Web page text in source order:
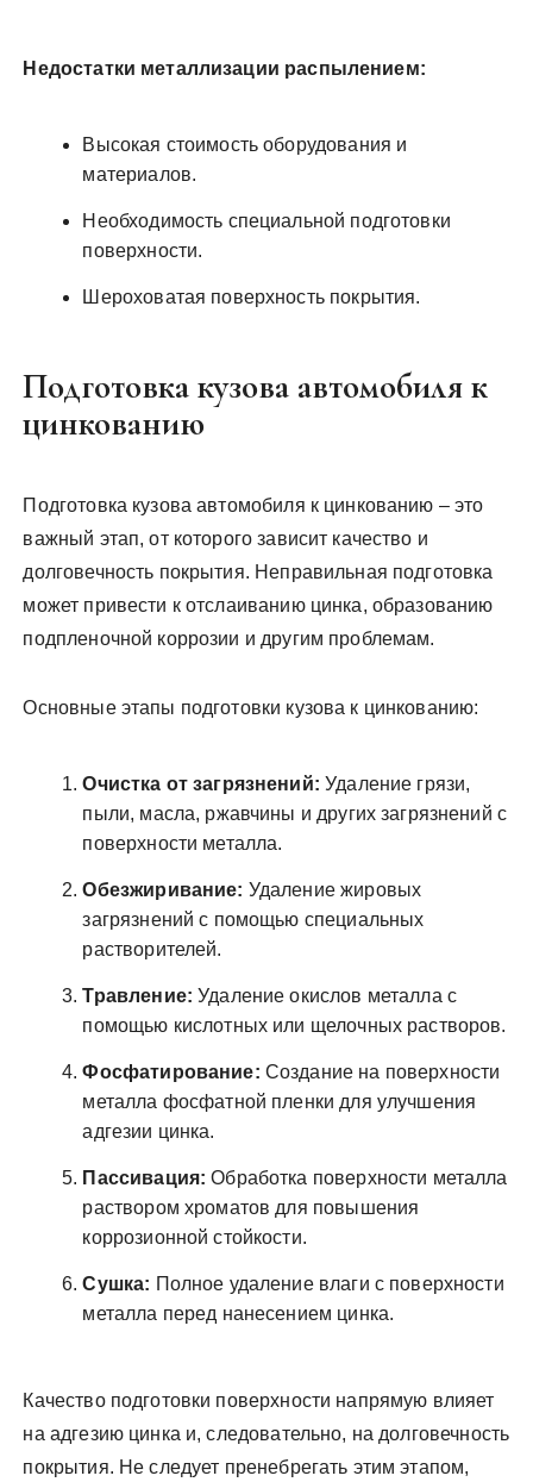
Недостатки металлизации распылением:
Высокая стоимость оборудования и
материалов.
Необходимость специальной подготовки
поверхности.
Шероховатая поверхность покрытия.
Подготовка кузова автомобиля к
цинкованию
Подготовка кузова автомобиля к цинкованию – это
важный этап, от которого зависит качество и
долговечность покрытия. Неправильная подготовка
может привести к отслаиванию цинка, образованию
подпленочной коррозии и другим проблемам.
Основные этапы подготовки кузова к цинкованию:
Очистка от загрязнений: Удаление грязи,
пыли, масла, ржавчины и других загрязнений с
поверхности металла.
Обезжиривание: Удаление жировых
загрязнений с помощью специальных
растворителей.
Травление: Удаление окислов металла с
помощью кислотных или щелочных растворов.
Фосфатирование: Создание на поверхности
металла фосфатной пленки для улучшения
адгезии цинка.
Пассивация: Обработка поверхности металла
раствором хроматов для повышения
коррозионной стойкости.
Сушка: Полное удаление влаги с поверхности
металла перед нанесением цинка.
Качество подготовки поверхности напрямую влияет
на адгезию цинка и, следовательно, на долговечность
покрытия. Не следует пренебрегать этим этапом,